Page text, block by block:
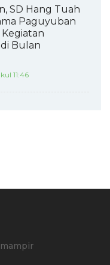
SD Hang Tuah
Paguyuban
Bulan
11:46